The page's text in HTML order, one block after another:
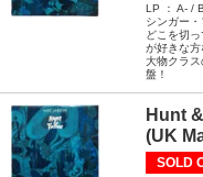
LP ： A- /
シンガー
どこを切
が好きな
大物クラ
盤！
Hunt
(UK
SOLD